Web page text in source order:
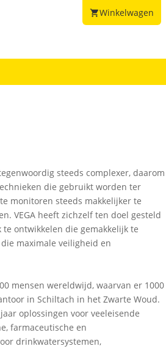
shopping_cartWinkelwagen
steeds complexer, daarom
die gebruikt worden ter
monitoren steeds makkelijker te
VEGA heeft zichzelf ten doel gesteld
ontwikkelen die gemakkelijk te
maximale veiligheid en
mensen wereldwijd, waarvan er 1000
in Schiltach in het Zwarte Woud.
oplossingen voor veeleisende
farmaceutische en
drinkwatersystemen,